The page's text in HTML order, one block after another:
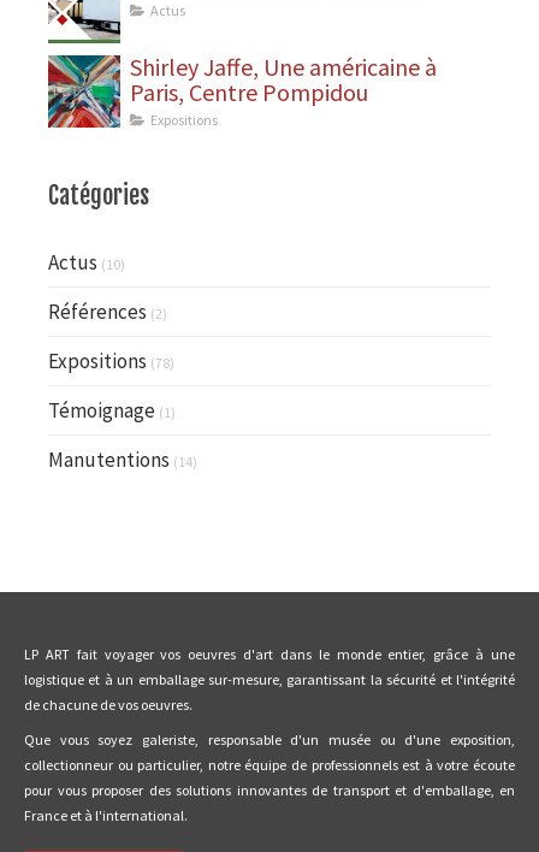
Actus
Shirley Jaffe, Une américaine à
Paris, Centre Pompidou
Expositions
Catégories
Actus (10)
Références (2)
Expositions (78)
Témoignage (1)
Manutentions (14)
LP ART fait voyager vos oeuvres d'art dans le monde entier, grâce à une
logistique et à un emballage sur-mesure, garantissant la sécurité et l'intégrité
de chacune de vos oeuvres.
Que vous soyez galeriste, responsable d'un musée ou d'une exposition,
collectionneur ou particulier, notre équipe de professionnels est à votre écoute
pour vous proposer des solutions innovantes de transport et d'emballage, en
France et à l'international.